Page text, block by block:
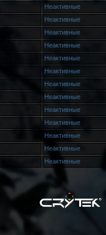
Неактивные
Неактивные
Неактивные
Неактивные
Неактивные
Неактивные
Неактивные
Неактивные
Неактивные
Неактивные
Неактивные
Неактивные
Неактивные